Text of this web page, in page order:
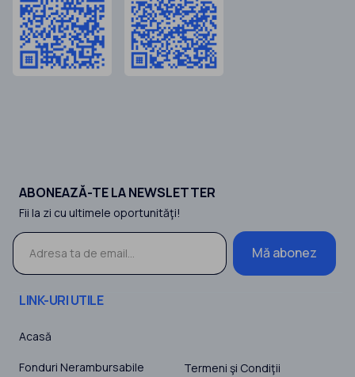
ABONEAZĂ-TE LA NEWSLETTER
Fii la zi cu ultimele oportunităţi!
Mă abonez
LINK-URI UTILE
Acasă
Fonduri Nerambursabile Termeni şi Condiţii